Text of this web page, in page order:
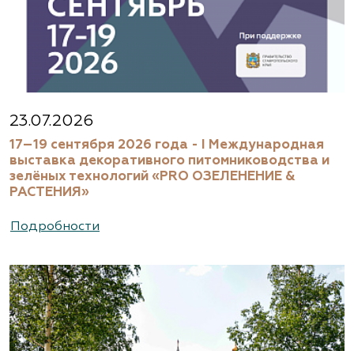
23.07.2026
17–19 сентября 2026 года - I Международная
выставка декоративного питомниководства и
зелёных технологий «PRO ОЗЕЛЕНЕНИЕ &
РАСТЕНИЯ»
Подробности